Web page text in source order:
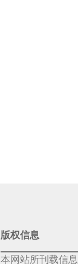
版权信息
本网站所刊载信